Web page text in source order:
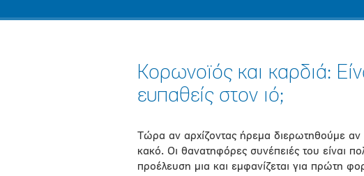
Κορωνοϊός και καρδιά:
ευπαθείς στον ιό;
Τώρα αν αρχίζοντας ήρεμα διερωτηθούμε αν
κακό. Οι θανατηφόρες συνέπειές του είναι
προέλευση μια και εμφανίζεται για πρώτη